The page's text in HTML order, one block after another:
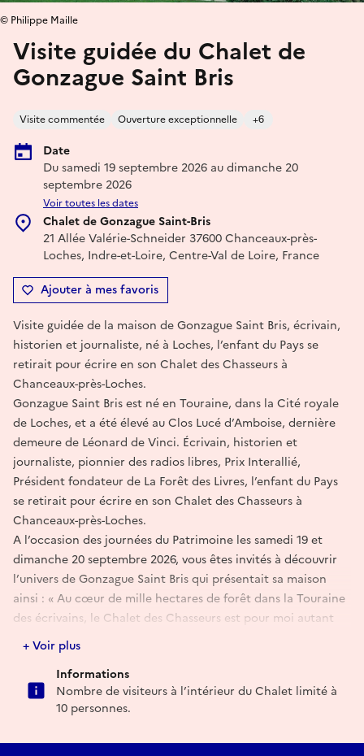
Visite guidée du Chalet de
Gonzague Saint Bris
Visite commentée Ouverture exceptionnelle +6
Date
Du samedi 19 septembre 2026 au dimanche 20
septembre 2026
Voir toutes les dates
Chalet de Gonzague Saint-Bris
21 Allée Valérie-Schneider 37600 Chanceaux-près-
Loches, Indre-et-Loire, Centre-Val de Loire, France
Ajouter à mes favoris
© Philippe Maille
Visite guidée de la maison de Gonzague Saint Bris, écrivain,
historien et journaliste, né à Loches, l’enfant du Pays se
retirait pour écrire en son Chalet des Chasseurs à
Chanceaux-près-Loches.
Gonzague Saint Bris est né en Touraine, dans la Cité royale
de Loches, et a été élevé au Clos Lucé d’Amboise, dernière
demeure de Léonard de Vinci. Écrivain, historien et
journaliste, pionnier des radios libres, Prix Interallié,
Président fondateur de La Forêt des Livres, l’enfant du Pays
se retirait pour écrire en son Chalet des Chasseurs à
Chanceaux-près-Loches.
A l’occasion des journées du Patrimoine les samedi 19 et
dimanche 20 septembre 2026, vous êtes invités à découvrir
l’univers de Gonzague Saint Bris qui présentait sa maison
ainsi : « Au cœur de mille hectares de forêt dans la Touraine
des écrivains, le Chalet des Chasseurs est pour moi autant
une machine à écrire qu’une maison. Chaque fois que je
glisse la clé dans la serrure, c’est comme si je plongeais la
plume dans l’encrier. Aussitôt le parfum de la bibliothèque
de chêne m’enivre, telle une invitation à écrire. Au rez-de-
chaussée, dans la salle à manger, les murs sont tendus de
+ Voir plus
Informations
Nombre de visiteurs à l’intérieur du Chalet limité à
10 personnes.